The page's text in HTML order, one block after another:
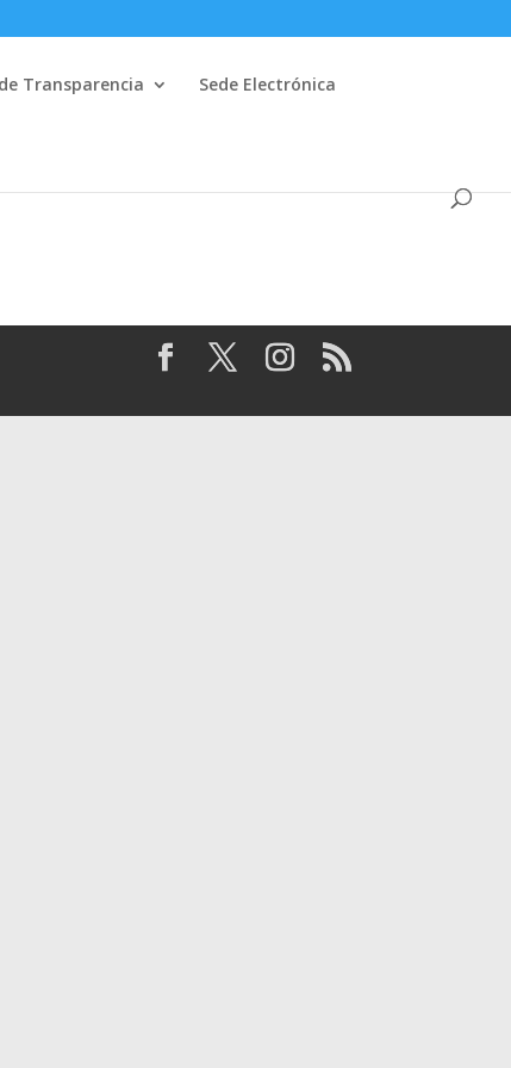
Transparencia Sede Electrónica